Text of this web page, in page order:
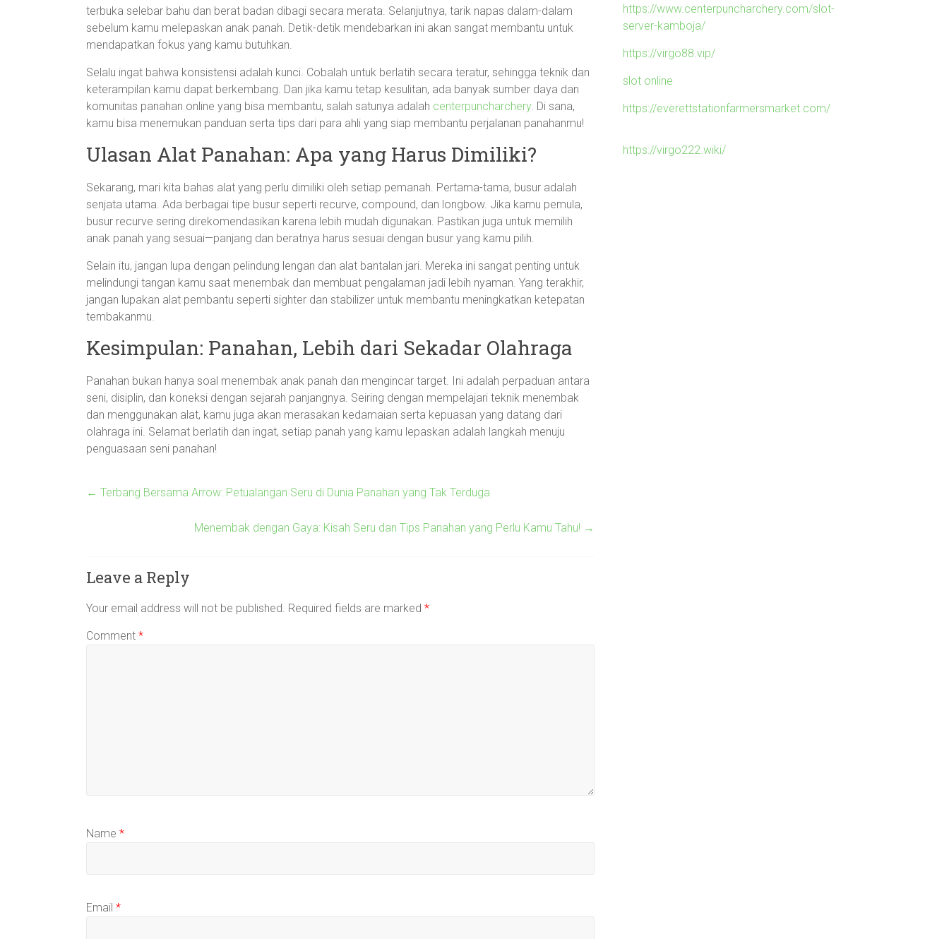
terbuka selebar bahu dan berat badan dibagi secara merata. Selanjutnya, tarik napas dalam-dalam
sebelum kamu melepaskan anak panah. Detik-detik mendebarkan ini akan sangat membantu untuk
mendapatkan fokus yang kamu butuhkan.
Selalu ingat bahwa konsistensi adalah kunci. Cobalah untuk berlatih secara teratur, sehingga teknik dan
keterampilan kamu dapat berkembang. Dan jika kamu tetap kesulitan, ada banyak sumber daya dan
komunitas panahan online yang bisa membantu, salah satunya adalah centerpuncharchery. Di sana,
kamu bisa menemukan panduan serta tips dari para ahli yang siap membantu perjalanan panahanmu!
Ulasan Alat Panahan: Apa yang Harus Dimiliki?
Sekarang, mari kita bahas alat yang perlu dimiliki oleh setiap pemanah. Pertama-tama, busur adalah
senjata utama. Ada berbagai tipe busur seperti recurve, compound, dan longbow. Jika kamu pemula,
busur recurve sering direkomendasikan karena lebih mudah digunakan. Pastikan juga untuk memilih
anak panah yang sesuai—panjang dan beratnya harus sesuai dengan busur yang kamu pilih.
Selain itu, jangan lupa dengan pelindung lengan dan alat bantalan jari. Mereka ini sangat penting untuk
melindungi tangan kamu saat menembak dan membuat pengalaman jadi lebih nyaman. Yang terakhir,
jangan lupakan alat pembantu seperti sighter dan stabilizer untuk membantu meningkatkan ketepatan
tembakanmu.
Kesimpulan: Panahan, Lebih dari Sekadar Olahraga
Panahan bukan hanya soal menembak anak panah dan mengincar target. Ini adalah perpaduan antara
seni, disiplin, dan koneksi dengan sejarah panjangnya. Seiring dengan mempelajari teknik menembak
dan menggunakan alat, kamu juga akan merasakan kedamaian serta kepuasan yang datang dari
olahraga ini. Selamat berlatih dan ingat, setiap panah yang kamu lepaskan adalah langkah menuju
penguasaan seni panahan!
← Terbang Bersama Arrow: Petualangan Seru di Dunia Panahan yang Tak Terduga
Menembak dengan Gaya: Kisah Seru dan Tips Panahan yang Perlu Kamu Tahu! →
Leave a Reply
Your email address will not be published. Required fields are marked *
Comment *
Name *
Email *
https://www.centerpuncharchery.com/slot-
server-kamboja/
https://virgo88.vip/
slot online
https://everettstationfarmersmarket.com/
https://virgo222.wiki/